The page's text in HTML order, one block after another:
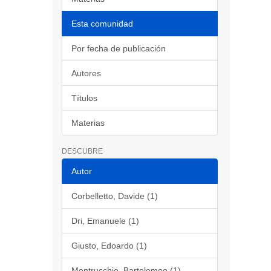
Esta comunidad
Por fecha de publicación
Autores
Títulos
Materias
DESCUBRE
Autor
Corbelletto, Davide (1)
Dri, Emanuele (1)
Giusto, Edoardo (1)